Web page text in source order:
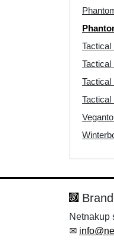
Tactical
Tactical
Tactical
Netnakup
✉